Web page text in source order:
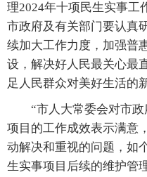
理2024年十项民生实事工
市政府及有关部门要认真
续加大工作力度，加强普
设，解决好人民最关心最
足人民群众对美好生活的
“市人大常委会对市政
项目的工作成效表示满意
动解决和重视的问题，如
生实事项目后续的维护管